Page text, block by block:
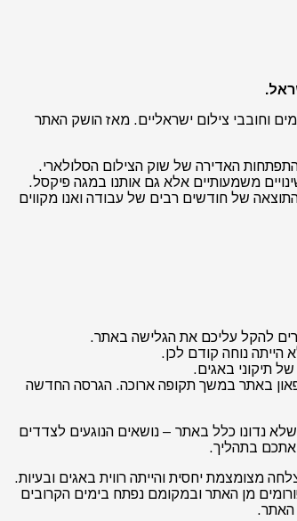
עבור צלמים וחובבי צילום ישראליים. מאז הושק האתר
האדירה של שוק הצילום הסלולארי.
משמעותיים אלא גם אותנו במגה פיקסל.
של חודשים רבים של עבודה ואנו מקווים
להקל עליכם את הגלישה באתר.
הייתה נוחה קודם לכן.
באתר במשך תקופה ארוכה. הגרסה החדשה
נדונו כלל באתר – נושאים הנוגעים לצדדים
אתכם בתהליך.
מצומצמת יחסית והייתה רווית באגים ובעיות.
הרשתות החברתיות את מקומם של הפורומים הקלאסיים ולכן החלטנו כי גם אנחנו נזרום עם השינויים ובגרסת 2016 יוסרו הפורומים מן האתר ובמקומם נפתח בימים הקרובים
האתר.